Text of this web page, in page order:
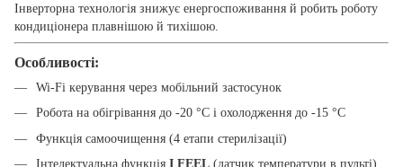
Інверторна технологія знижує енергоспоживання й робить роботу
кондиціонера плавнішою й тихішою.
Особливості:
Wi-Fi керування через мобільний застосунок
Робота на обігрівання до -20 °C і охолодження до -15 °C
Функція самоочищення (4 етапи стерилізації)
Інтелектуальна функція I FEEL (датчик температури в пульті)